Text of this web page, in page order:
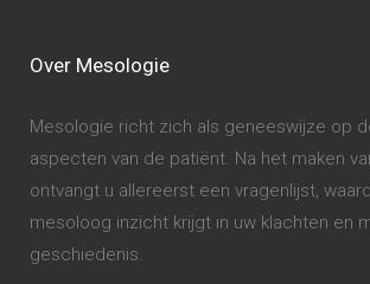
Over Mesologie
Mesologie richt zich als geneeswijze op
aspecten van de patiënt. Na het maken
ontvangt u allereerst een vragenlijst,
mesoloog inzicht krijgt in uw klachten en
geschiedenis.